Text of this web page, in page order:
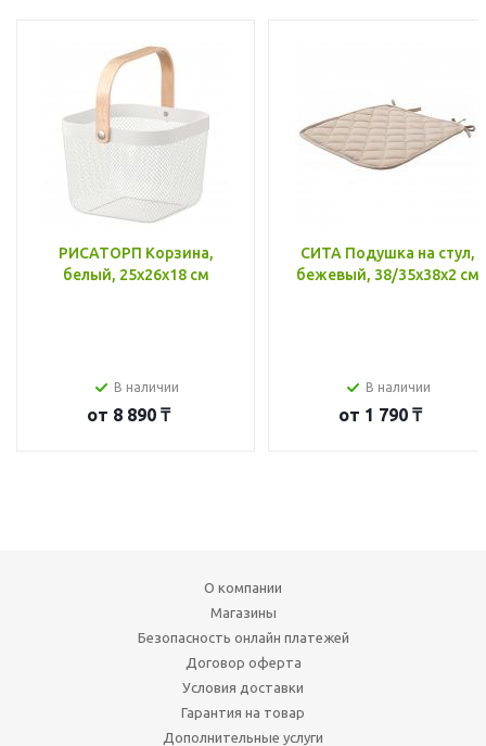
РИСАТОРП Корзина,
белый, 25x26x18 см
В наличии
от 8 890 ₸
СИТА Подушка на стул,
бежевый, 38/35x38x2 см
В наличии
от 1 790 ₸
О компании
Магазины
Безопасность онлайн платежей
Договор оферта
Условия доставки
Гарантия на товар
Дополнительные услуги